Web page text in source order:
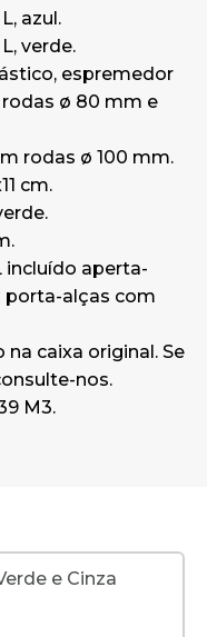
azul.
verde.
espremedor
ø 80 mm e
rodas ø 100 mm.
cm.
incluído aperta-
porta-alças com
caixa original. Se
nos.
M3.